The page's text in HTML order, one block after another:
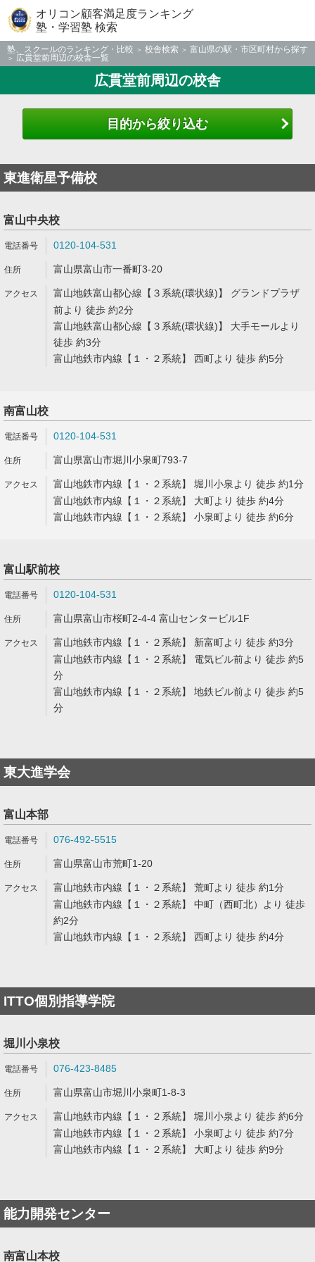
オリコン顧客満足度ランキング
塾・学習塾 検索
塾、スクールのランキング・比較 校舎検索
富山県の駅・市区町村から探す
広貫堂前周辺の校舎一覧
広貫堂前周辺の校舎
目的から絞り込む
東進衛星予備校
富山中央校
0120-104-531
富山県富山市一番町3-20
富山地鉄富山都心線【３系統(環状線)】 グランドプラザ
前より 徒歩 約2分
富山地鉄富山都心線【３系統(環状線)】 大手モールより
徒歩 約3分
富山地鉄市内線【１・２系統】 西町より 徒歩 約5分
南富山校
0120-104-531
富山県富山市堀川小泉町793-7
富山地鉄市内線【１・２系統】 堀川小泉より 徒歩 約1分
富山地鉄市内線【１・２系統】 大町より 徒歩 約4分
富山地鉄市内線【１・２系統】 小泉町より 徒歩 約6分
富山駅前校
0120-104-531
富山県富山市桜町2-4-4 富山センタービル1F
富山地鉄市内線【１・２系統】 新富町より 徒歩 約3分
富山地鉄市内線【１・２系統】 電気ビル前より 徒歩 約5
分
富山地鉄市内線【１・２系統】 地鉄ビル前より 徒歩 約5
分
東大進学会
富山本部
076-492-5515
富山県富山市荒町1-20
富山地鉄市内線【１・２系統】 荒町より 徒歩 約1分
富山地鉄市内線【１・２系統】 中町（西町北）より 徒歩
約2分
富山地鉄市内線【１・２系統】 西町より 徒歩 約4分
ITTO個別指導学院
堀川小泉校
076-423-8485
富山県富山市堀川小泉町1-8-3
富山地鉄市内線【１・２系統】 堀川小泉より 徒歩 約6分
富山地鉄市内線【１・２系統】 小泉町より 徒歩 約7分
富山地鉄市内線【１・２系統】 大町より 徒歩 約9分
能力開発センター
南富山本校